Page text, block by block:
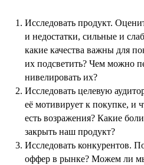
Исследовать продукт.
и недостатки, сильные и
какие качества важны для
их подсветить? Чем можно
нивелировать их?
Исследовать целевую
её мотивирует к покупке, и
есть возражения? Какие
закрыть наш продукт?
Исследовать конкурентов.
оффер в рынке? Можем ли